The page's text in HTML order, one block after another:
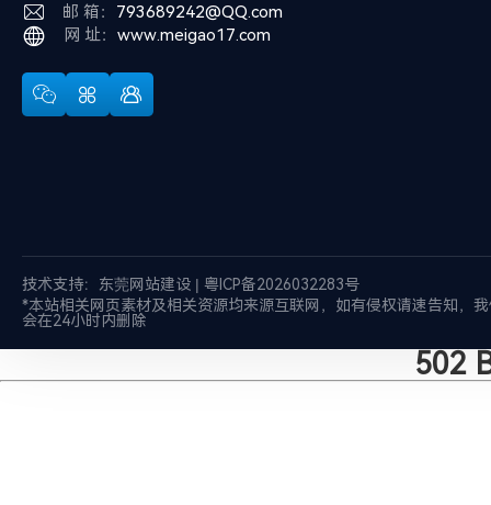
邮 箱： 793689242@QQ.com
网 址： www.meigao17.com
技术支持： 东莞网站建设| 粤ICP备2026032283号
*本站相关网页素材及相关资源均来源互联网，如有侵权请速告知，
会在24小时内删除
502